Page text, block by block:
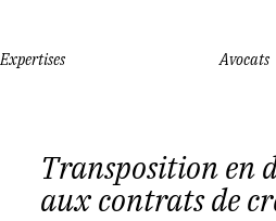
Expertises Avocats
Transposition en
aux contrats de